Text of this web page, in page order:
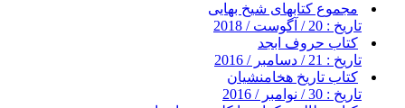
مجموع کتابهای شیخ بهایی
تاریخ : 20 / آگوست / 2018
کتاب حروف ابجد
تاریخ : 21 / دسامبر / 2016
کتاب تاریخ هخامنشیان
تاریخ : 30 / نوامبر / 2016